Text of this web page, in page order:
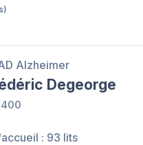
Alzheimer
Degeorge
: 93 lits